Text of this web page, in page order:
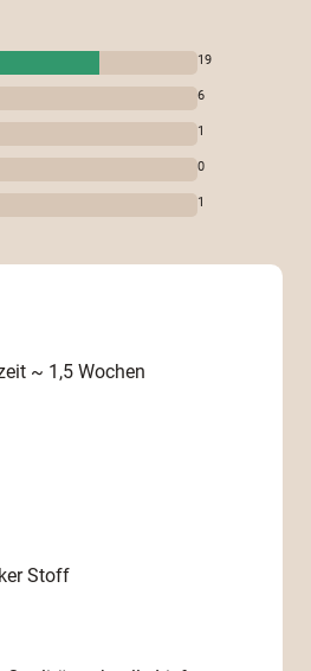
19
6
1
0
1
~ 1,5 Wochen
Stoff